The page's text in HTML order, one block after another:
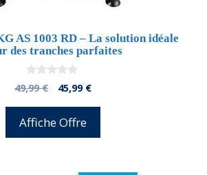
AS 1003 RD – La solution idéale
des tranches parfaites
0
d
49,99€
El
original
era:
45,99 €El
Affiche Offre